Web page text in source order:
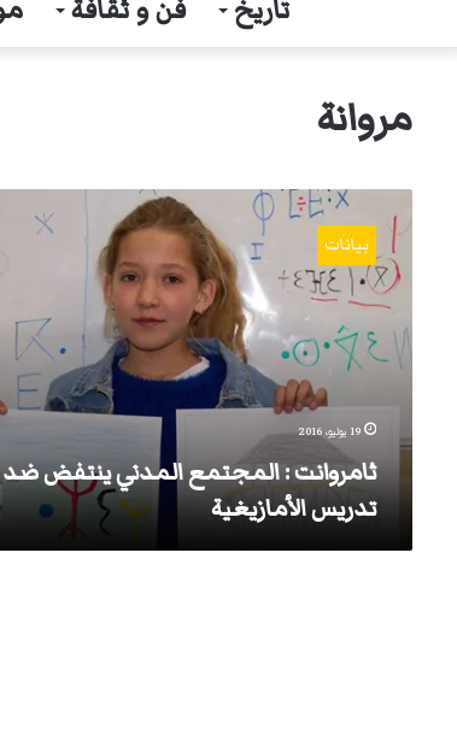
تاريخ فن و ثقافة
مروانة
ثامروانت
المجتمع
المدني
ينتفض
ضد
عرقلة
تدريس
بيانات
19 يوليو، 2016
ثامروانت : المجتمع المدني ينتفض ضد
تدريس الأمازيغية